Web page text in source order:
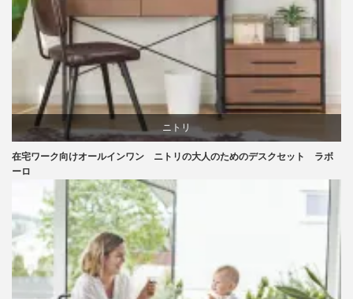
ニトリ
在宅ワーク向けオールインワン ニトリの大人のためのデスクセット ラボ
ーロ